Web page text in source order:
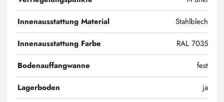
Innenausstattung Material
Stahlblech
Innenausstattung Farbe
RAL 7035
Bodenauffangwanne
fest
Lagerboden
ja